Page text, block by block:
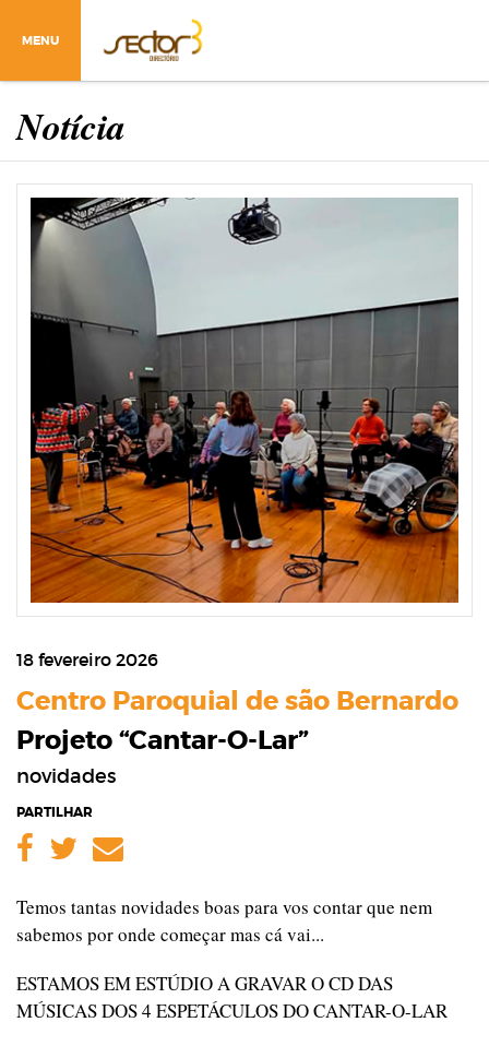
MENU
Notícia
18 fevereiro 2026
Centro Paroquial de são Bernardo
Projeto “Cantar-O-Lar”
novidades
PARTILHAR
Facebook
Twitter
Email
Temos tantas novidades boas para vos contar que nem
sabemos por onde começar mas cá vai...
ESTAMOS EM ESTÚDIO A GRAVAR O CD DAS
MÚSICAS DOS 4 ESPETÁCULOS DO CANTAR-O-LAR